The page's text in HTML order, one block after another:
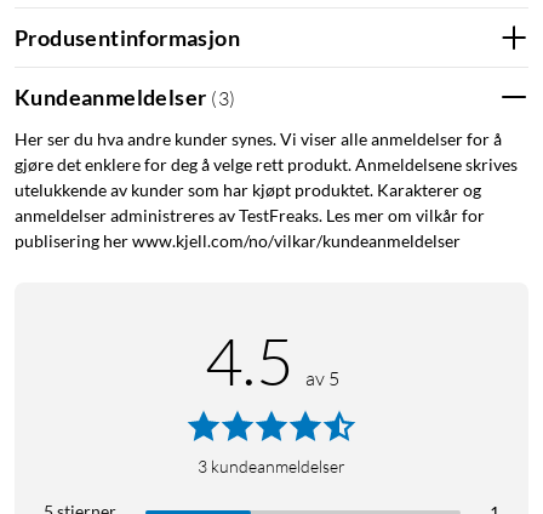
Det flettede nylonmaterialet gir remmen en myk og fleksibel
følelse rundt håndleddet. Strukturen skaper et stilrent uttrykk
og gjør Vonmählen Woven Loop komfortabel å bruke i mange
Finn riktig passform med en gang
Den trinnløst justerbare spennen gjør det enkelt å tilpasse
remmen etter håndleddet. Passformen kan finjusteres uten
Produkttype: Rem til Apple Watch
Modell: Vonmählen Woven Loop
Materiale: Flettet nylon
Produsentinformasjon
Kundeanmeldelser (3)
Her ser du hva andre kunder synes. Vi viser alle anmeldelser for å
gjøre det enklere for deg å velge rett produkt. Anmeldelsene skrives
utelukkende av kunder som har kjøpt produktet. Karakterer og
anmeldelser administreres av TestFreaks. Les mer om vilkår for
publisering her www.kjell.com/no/vilkar/kundeanmeldelser
4.5 av 5
3 kundeanmeldelser